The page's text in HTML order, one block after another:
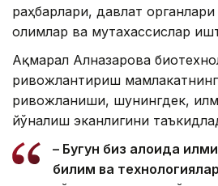
раҳбарлари, давлат
олимлар ва мутахассислар
Ақмарал Алназарова
ривожлантириш
ривожланиши, шунингдек,
йўналиш эканлигини
– Бугун биз алоҳида
билим ва